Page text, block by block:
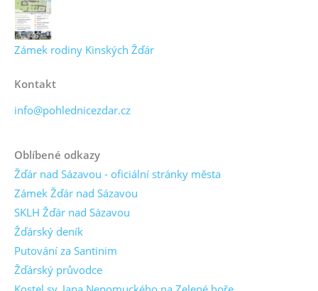
Zámek rodiny Kinských Žďár
Kontakt
info@pohlednicezdar.cz
Oblíbené odkazy
Žďár nad Sázavou - oficiální stránky města
Zámek Žďár nad Sázavou
SKLH Žďár nad Sázavou
Žďárský deník
Putování za Santinim
Žďárský průvodce